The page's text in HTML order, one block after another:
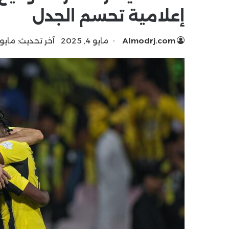
إعلامية تحسم الجدل
Almodrj.com مايو 4, 2025 آخر تحديث: مايو 3,